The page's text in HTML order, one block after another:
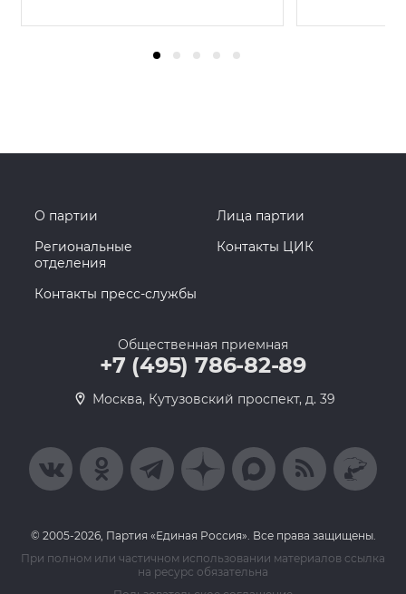
О партии
Лица партии
Региональные
отделения
Контакты ЦИК
Контакты пресс-службы
Общественная приемная
+7 (495) 786-82-89
Москва, Кутузовский проспект, д. 39
© 2005-2026, Партия «Единая Россия». Все права защищены.
При полном или частичном использовании материалов ссылка
на ресурс обязательна